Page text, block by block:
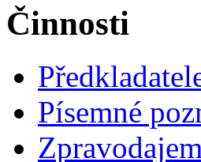
Činnosti
Písemné